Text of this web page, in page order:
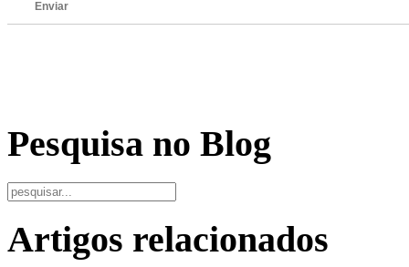
Enviar
Pesquisa no Blog
Artigos relacionados